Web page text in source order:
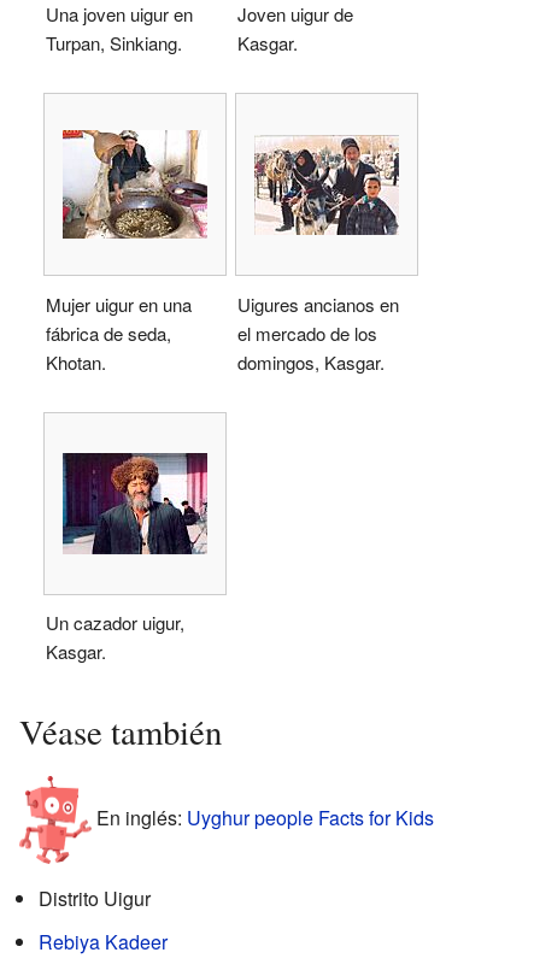
Una joven uigur en
Turpan, Sinkiang.
Joven uigur de
Kasgar.
Mujer uigur en una
fábrica de seda,
Khotan.
Uigures ancianos en
el mercado de los
domingos, Kasgar.
Un cazador uigur,
Kasgar.
Véase también
En inglés: Uyghur people Facts for Kids
Distrito Uigur
Rebiya Kadeer